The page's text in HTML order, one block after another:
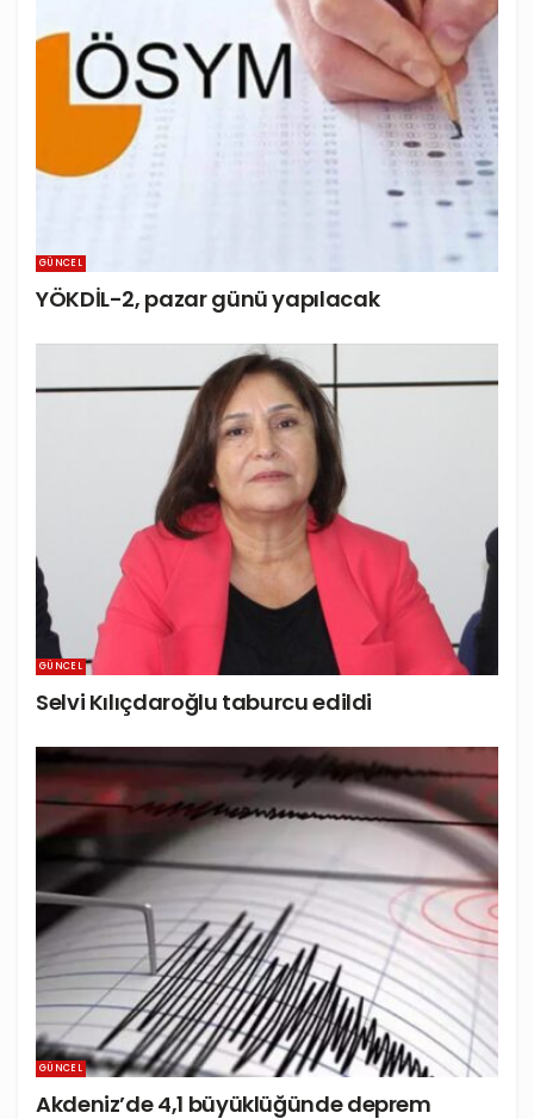
GÜNCEL
YÖKDİL-2, pazar günü yapılacak
GÜNCEL
Selvi Kılıçdaroğlu taburcu edildi
GÜNCEL
Akdeniz’de 4,1 büyüklüğünde deprem